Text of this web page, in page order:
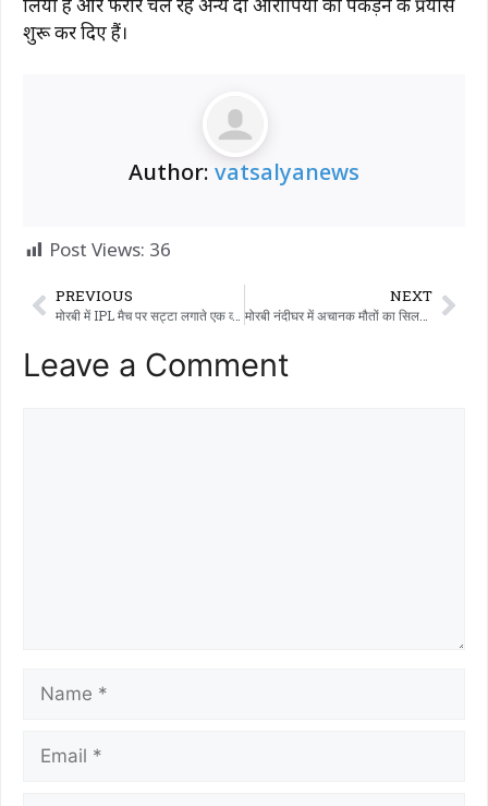
लिया है और फरार चल रहे अन्य दो आरोपियों को पकड़ने के प्रयास
शुरू कर दिए हैं।
Author: vatsalyanews
Post Views: 36
PREVIOUS
मोरबी में IPL मैच पर सट्टा लगाते एक व्यक्ति गिरफ्तार: कार और मोबाइल समेत 3.28 लाख रुपये की संपत्ति जब्त, 4 अन्य के खिलाफ मामला दर्ज।
NEXT
मोरबी नंदीघर में अचानक मौतों का सिलसिला जारी है; 04 और नंदियों की मौत ने व्यवस्था के सामने गंभीर सवाल खड़े कर दिए हैं।
Leave a Comment